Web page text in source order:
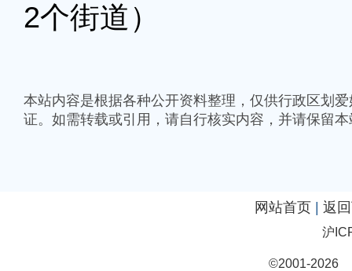
2个街道）
本站内容是根据各种公开资料整理，仅供行政区划
证。如需转载或引用，请自行核实内容，并请保留
网站首页 返
沪
©2001-2026